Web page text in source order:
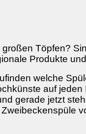
Töpfen?
Produkte
welche
auf
gerade jetzt